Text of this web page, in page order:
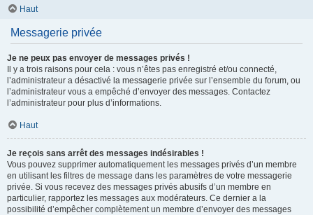
Haut
Messagerie privée
Je ne peux pas envoyer de messages privés !
Il y a trois raisons pour cela : vous n’êtes pas enregistré et/ou connecté,
l’administrateur a désactivé la messagerie privée sur l’ensemble du forum, ou
l’administrateur vous a empêché d’envoyer des messages. Contactez
l’administrateur pour plus d’informations.
Haut
Je reçois sans arrêt des messages indésirables !
Vous pouvez supprimer automatiquement les messages privés d’un membre
en utilisant les filtres de message dans les paramètres de votre messagerie
privée. Si vous recevez des messages privés abusifs d’un membre en
particulier, rapportez les messages aux modérateurs. Ce dernier a la
possibilité d’empêcher complètement un membre d’envoyer des messages